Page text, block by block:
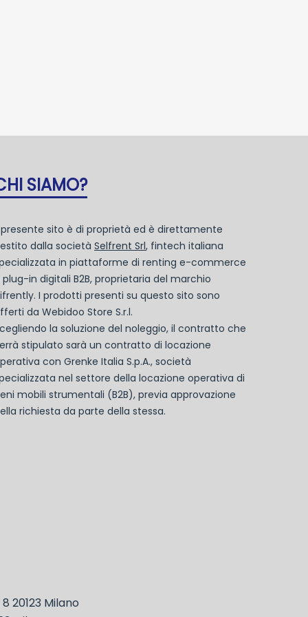
SIAMO?
presente sito è di proprietà ed è direttamente
dalla società Selfrent Srl, fintech italiana
in piattaforme di renting e-commerce
plug-in digitali B2B, proprietaria del marchio
I prodotti presenti su questo sito sono
da Webidoo Store S.r.l.
la soluzione del noleggio, il contratto che
stipulato sarà un contratto di locazione
con Grenke Italia S.p.A., società
nel settore della locazione operativa di
mobili strumentali (B2B), previa approvazione
richiesta da parte della stessa.
20123 Milano